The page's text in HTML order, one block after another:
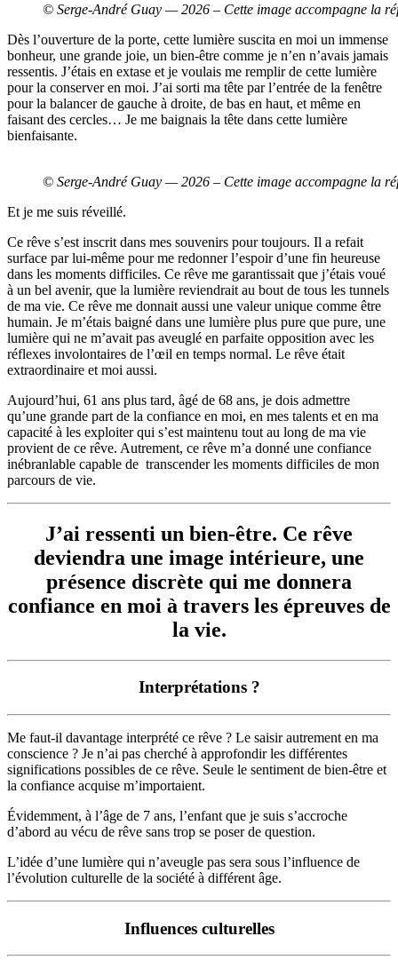
© Serge-André Guay — 2026 – Cette image accompagne la
Dès l’ouverture de la porte, cette lumière suscita en moi un immense
bonheur, une grande joie, un bien-être comme je n’en n’avais jamais
ressentis. J’étais en extase et je voulais me remplir de cette lumière
pour la conserver en moi. J’ai sorti ma tête par l’entrée de la fenêtre
pour la balancer de gauche à droite, de bas en haut, et même en
faisant des cercles… Je me baignais la tête dans cette lumière
bienfaisante.
© Serge-André Guay — 2026 – Cette image accompagne la
Et je me suis réveillé.
Ce rêve s’est inscrit dans mes souvenirs pour toujours. Il a refait
surface par lui-même pour me redonner l’espoir d’une fin heureuse
dans les moments difficiles. Ce rêve me garantissait que j’étais voué
à un bel avenir, que la lumière reviendrait au bout de tous les tunnels
de ma vie. Ce rêve me donnait aussi une valeur unique comme être
humain. Je m’étais baigné dans une lumière plus pure que pure, une
lumière qui ne m’avait pas aveuglé en parfaite opposition avec les
réflexes involontaires de l’œil en temps normal. Le rêve était
extraordinaire et moi aussi.
Aujourd’hui, 61 ans plus tard, âgé de 68 ans, je dois admettre
qu’une grande part de la confiance en moi, en mes talents et en ma
capacité à les exploiter qui s’est maintenu tout au long de ma vie
provient de ce rêve. Autrement, ce rêve m’a donné une confiance
inébranlable capable de transcender les moments difficiles de mon
parcours de vie.
J’ai ressenti un bien-être. Ce rêve
deviendra une image intérieure, une
présence discrète qui me donnera
confiance en moi à travers les épreuves de
la vie.
Interprétations ?
Me faut-il davantage interprété ce rêve ? Le saisir autrement en ma
conscience ? Je n’ai pas cherché à approfondir les différentes
significations possibles de ce rêve. Seule le sentiment de bien-être et
la confiance acquise m’importaient.
Évidemment, à l’âge de 7 ans, l’enfant que je suis s’accroche
d’abord au vécu de rêve sans trop se poser de question.
L’idée d’une lumière qui n’aveugle pas sera sous l’influence de
l’évolution culturelle de la société à différent âge.
Influences culturelles